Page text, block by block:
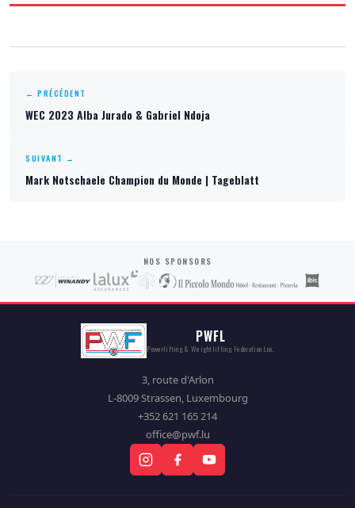
← PRÉCÉDENT
WEC 2023 Alba Jurado & Gabriel Ndoja
SUIVANT →
Mark Notschaele Champion du Monde | Tageblatt
NOS SPONSORS
PWFL
Powerlifting & Weightlifting Federation Lux.
3, route d'Arlon
L-8009 Strassen, Luxembourg
+352 621 165 214
office@pwf.lu